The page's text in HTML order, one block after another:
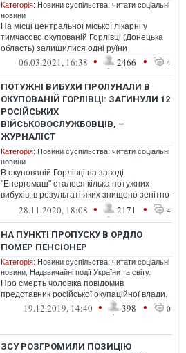
Категорія: Новини суспільства: читати соціальні
новини
На місці центральної міської лікарні у
тимчасово окупованій Горлівці (Донецька
область) залишилися одні руїни
06.03.2021, 16:38 • 2466 • 4
ПОТУЖНІ ВИБУХИ ПРОЛУНАЛИ В
ОКУПОВАНІЙ ГОРЛІВЦІ: ЗАГИНУЛИ 12
РОСІЙСЬКИХ
ВІЙСЬКОВОСЛУЖБОВЦІВ, –
ЖУРНАЛІСТ
Категорія: Новини суспільства: читати соціальні
новини
В окупованій Горлівці на заводі
"Енергомаш" сталося кілька потужних
вибухів, в результаті яких знищено зенітно-
ракетні комплекси "Оса-АКМ" та
28.11.2020, 18:08 • 2171 • 4
НА ПУНКТІ ПРОПУСКУ В ОРДЛО
ПОМЕР ПЕНСІОНЕР
Категорія: Новини суспільства: читати соціальні
новини Надзвичайні події України та світу.
Про смерть чоловіка повідомив
представник російської окупаційної влади.
19.12.2019, 14:40 • 398 • 0
ЗСУ РОЗГРОМИЛИ ПОЗИЦІЮ